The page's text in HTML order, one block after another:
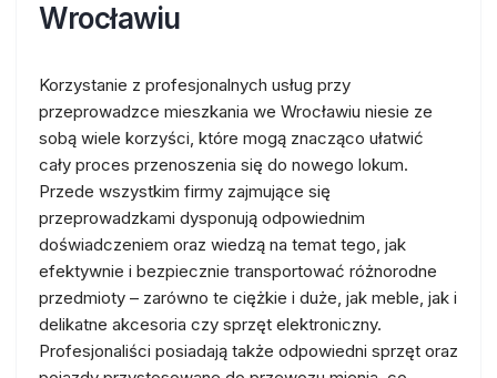
Wrocławiu
Korzystanie z profesjonalnych usług przy
przeprowadzce mieszkania we Wrocławiu niesie ze
sobą wiele korzyści, które mogą znacząco ułatwić
cały proces przenoszenia się do nowego lokum.
Przede wszystkim firmy zajmujące się
przeprowadzkami dysponują odpowiednim
doświadczeniem oraz wiedzą na temat tego, jak
efektywnie i bezpiecznie transportować różnorodne
przedmioty – zarówno te ciężkie i duże, jak meble, jak i
delikatne akcesoria czy sprzęt elektroniczny.
Profesjonaliści posiadają także odpowiedni sprzęt oraz